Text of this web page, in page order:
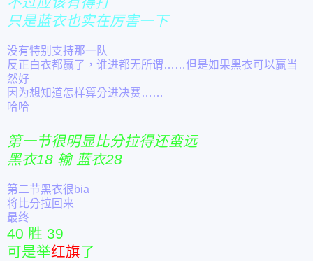
只是蓝衣也实在厉害一下
没有特别支持那一队
反正白衣都赢了，谁进都无所谓……但是如果黑衣可以赢当
然好
因为想知道怎样算分进决赛……
哈哈
第一节很明显比分拉得还蛮远
黑衣18 输 蓝衣28
第二节黑衣很bia
将比分拉回来
最终
40 胜 39
可是举红旗了